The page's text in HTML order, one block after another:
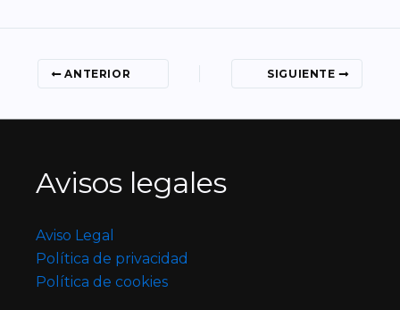
ANTERIOR SIGUIENTE
Avisos legales
Aviso Legal
Política de privacidad
Política de cookies